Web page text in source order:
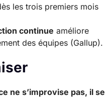
les trois premiers mois
continue améliore
des équipes (Gallup).
ne s’improvise pas, il se